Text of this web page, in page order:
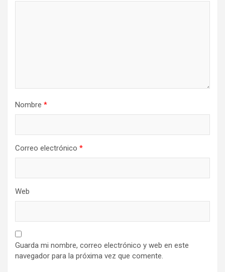
Nombre *
Correo electrónico *
Web
Guarda mi nombre, correo electrónico y web en este
navegador para la próxima vez que comente.